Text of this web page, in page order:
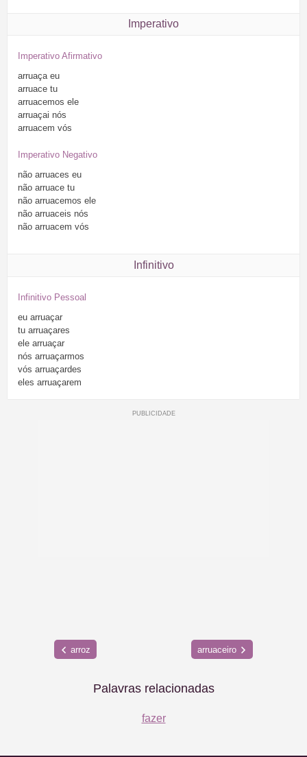
Imperativo
Imperativo Afirmativo
arruaça eu
arruace tu
arruacemos ele
arruaçai nós
arruacem vós
Imperativo Negativo
não arruaces eu
não arruace tu
não arruacemos ele
não arruaceis nós
não arruacem vós
Infinitivo
Infinitivo Pessoal
eu arruaçar
tu arruaçares
ele arruaçar
nós arruaçarmos
vós arruaçardes
eles arruaçarem
arroz arruaceiro
Palavras relacionadas
fazer